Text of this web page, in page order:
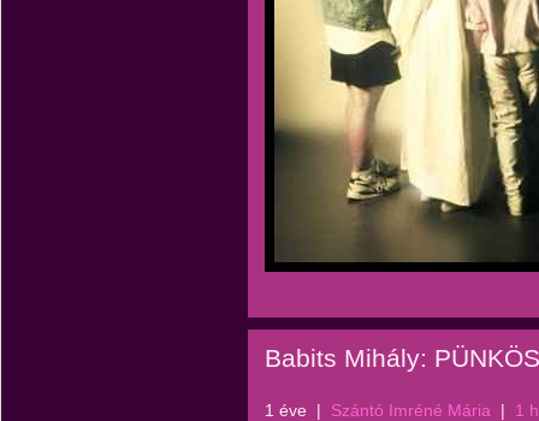
Babits Mihály:
1 éve | Szántó Imréné Mária | 1